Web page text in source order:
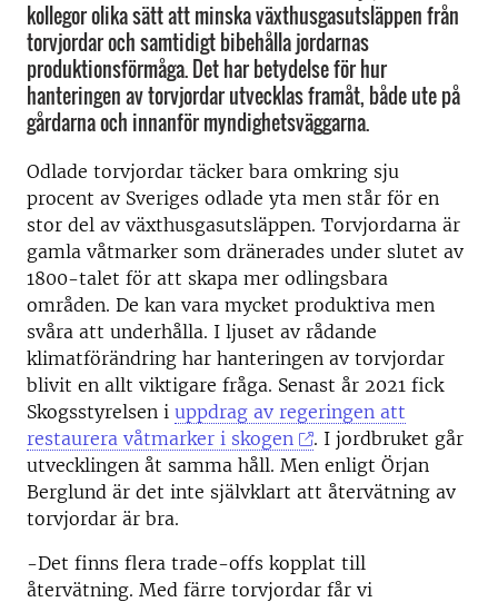
kollegor olika sätt att minska växthusgasutsläppen från
torvjordar och samtidigt bibehålla jordarnas
produktionsförmåga. Det har betydelse för hur
hanteringen av torvjordar utvecklas framåt, både ute på
gårdarna och innanför myndighetsväggarna.
Odlade torvjordar täcker bara omkring sju
procent av Sveriges odlade yta men står för en
stor del av växthusgasutsläppen. Torvjordarna är
gamla våtmarker som dränerades under slutet av
1800-talet för att skapa mer odlingsbara
områden. De kan vara mycket produktiva men
svåra att underhålla. I ljuset av rådande
klimatförändring har hanteringen av torvjordar
blivit en allt viktigare fråga. Senast år 2021 fick
Skogsstyrelsen i uppdrag av regeringen att
restaurera våtmarker i skogen
. I jordbruket går
utvecklingen åt samma håll. Men enligt Örjan
Berglund är det inte självklart att återvätning av
torvjordar är bra.
-Det finns flera trade-offs kopplat till
återvätning. Med färre torvjordar får vi